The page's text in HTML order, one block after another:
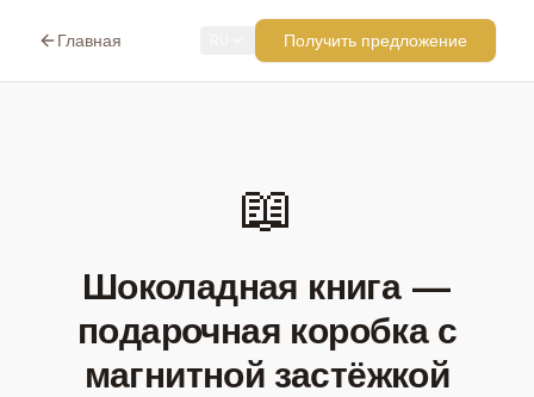
Главная Получить предложение
📖
Шоколадная книга —
подарочная коробка с
магнитной застёжкой